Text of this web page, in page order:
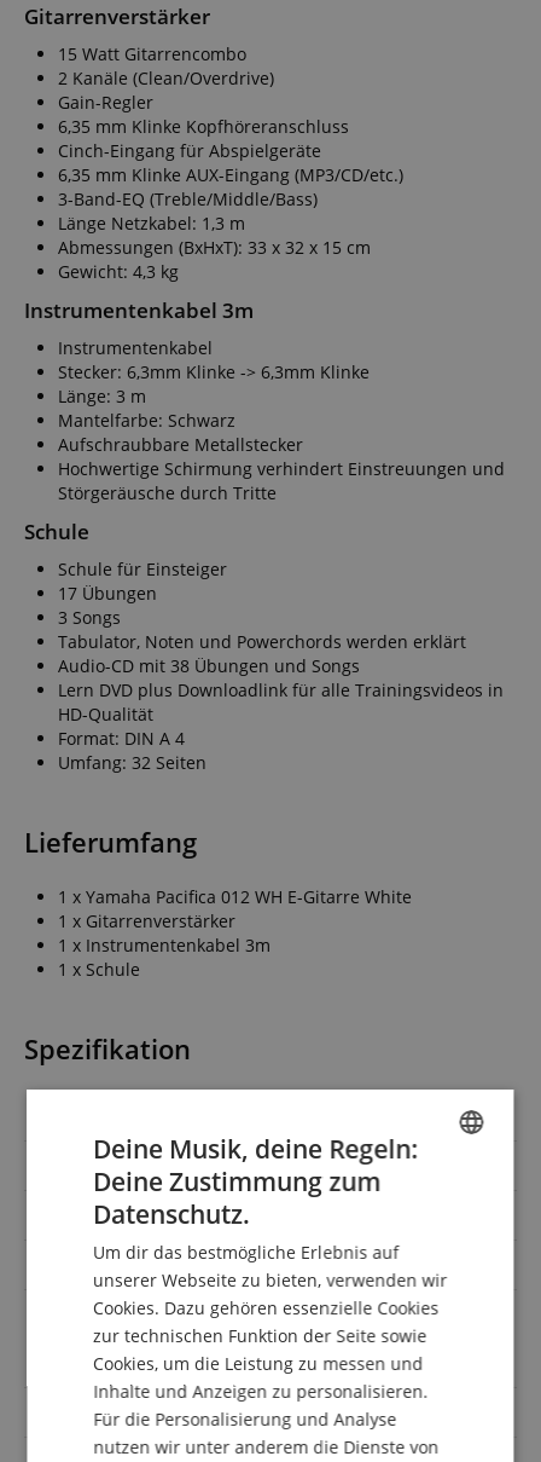
Gitarrenverstärker
15 Watt Gitarrencombo
2 Kanäle (Clean/Overdrive)
Gain-Regler
6,35 mm Klinke Kopfhöreranschluss
Cinch-Eingang für Abspielgeräte
6,35 mm Klinke AUX-Eingang (MP3/CD/etc.)
3-Band-EQ (Treble/Middle/Bass)
Länge Netzkabel: 1,3 m
Abmessungen (BxHxT): 33 x 32 x 15 cm
Gewicht: 4,3 kg
Instrumentenkabel 3m
Instrumentenkabel
Stecker: 6,3mm Klinke -> 6,3mm Klinke
Länge: 3 m
Mantelfarbe: Schwarz
Aufschraubbare Metallstecker
Hochwertige Schirmung verhindert Einstreuungen und
Störgeräusche durch Tritte
Schule
Schule für Einsteiger
17 Übungen
3 Songs
Tabulator, Noten und Powerchords werden erklärt
Audio-CD mit 38 Übungen und Songs
Lern DVD plus Downloadlink für alle Trainingsvideos in
HD-Qualität
Format: DIN A 4
Umfang: 32 Seiten
Lieferumfang
1 x Yamaha Pacifica 012 WH E-Gitarre White
1 x Gitarrenverstärker
1 x Instrumentenkabel 3m
1 x Schule
Spezifikation
Bauform ST-Modelle
Orientierung Rechtshändig
Sparset mit
Gitarrenkabel,
Notenheft/DVD/Medien,
Verstärker
Mensur Standard 24.75 bis 25.5 Zoll
FRENCH
SPANISH
Deine Musik, deine Regeln:
Deine Zustimmung zum
Datenschutz.
Um dir das bestmögliche Erlebnis auf
unserer Webseite zu bieten, verwenden wir
Cookies. Dazu gehören essenzielle Cookies
zur technischen Funktion der Seite sowie
Cookies, um die Leistung zu messen und
Inhalte und Anzeigen zu personalisieren.
Für die Personalisierung und Analyse
nutzen wir unter anderem die Dienste von